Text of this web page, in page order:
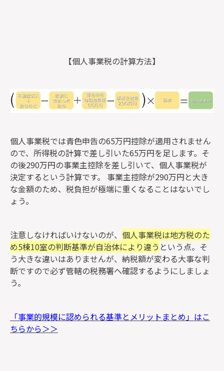
【個人事業税の計算方法】
個人事業税では青色申告の65万円控除が適用されません
ので、所得税の計算で差し引いた65万円を足します。そ
の後290万円の事業主控除を差し引いて、個人事業税が
決定するという計算です。 事業主控除が290万円と大き
な金額のため、税負担が極端に重くなることはないでし
ょう。
注意しなければいけないのが、 個人事業税は地方税のた
め5棟10室の判断基準が自治体により違う という点。そ
う大きな違いはありませんが、納税額が変わる大事な判
断ですので必ず管轄の税務署へ確認するようにしましょ
う。
「事業的規模に認められる基準とメリットまとめ」はこ
ちらから＞＞